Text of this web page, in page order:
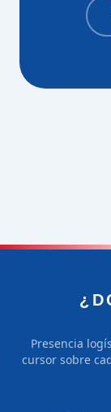
Presencia
cursor sobre